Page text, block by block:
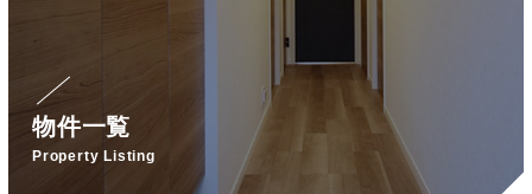
物件一覧
Property Listing